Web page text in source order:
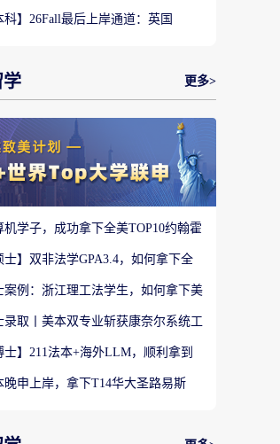
科】26Fall最后上岸通道：英国
学 更多>
机学子，成功拿下全美TOP10约翰霍
士】双非法学GPA3.4，如何拿下全
案例：浙江理工法学生，如何拿下美
录取丨美本双专业斩获康奈尔系统工
士】211法本+海外LLM，顺利拿到
晚申上岸，拿下T14华大圣路易斯